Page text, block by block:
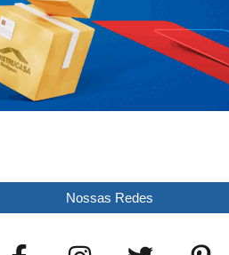
Nossas Redes